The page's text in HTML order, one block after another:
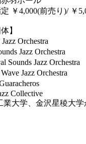
￥4,000(前売り)/ ￥
】
Orchestra
Jazz Orchestra
Sounds Jazz Orchestra
Jazz Orchestra
Collective
大学、金沢星稜大